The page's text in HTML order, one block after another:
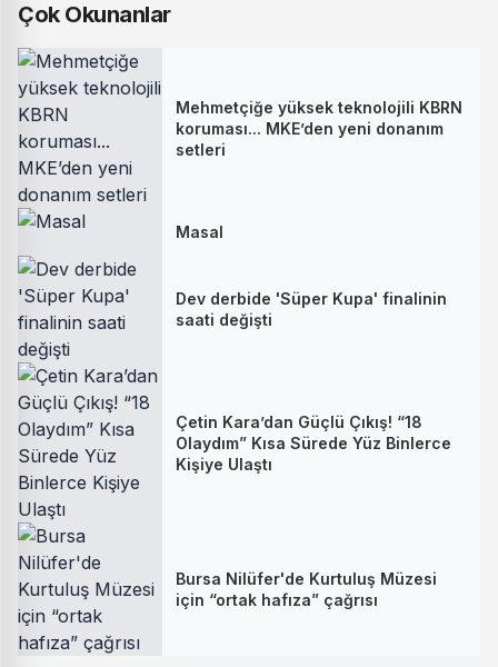
Çok Okunanlar
Mehmetçiğe yüksek teknolojili KBRN
koruması... MKE’den yeni donanım
setleri
Masal
Dev derbide 'Süper Kupa' finalinin
saati değişti
Çetin Kara’dan Güçlü Çıkış! “18
Olaydım” Kısa Sürede Yüz Binlerce
Kişiye Ulaştı
Bursa Nilüfer'de Kurtuluş Müzesi
için “ortak hafıza” çağrısı